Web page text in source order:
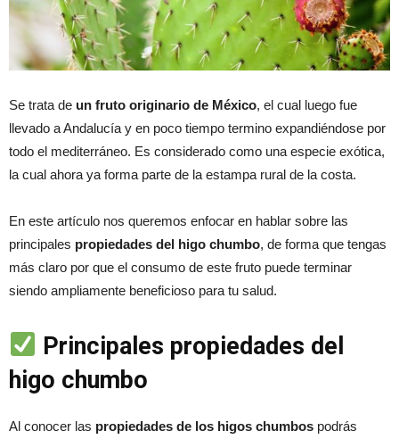
Se trata de un fruto originario de México, el cual luego fue
llevado a Andalucía y en poco tiempo termino expandiéndose por
todo el mediterráneo. Es considerado como una especie exótica,
la cual ahora ya forma parte de la estampa rural de la costa.
En este artículo nos queremos enfocar en hablar sobre las
principales propiedades del higo chumbo, de forma que tengas
más claro por que el consumo de este fruto puede terminar
siendo ampliamente beneficioso para tu salud.
Principales propiedades del
higo chumbo
Al conocer las propiedades de los higos chumbos podrás